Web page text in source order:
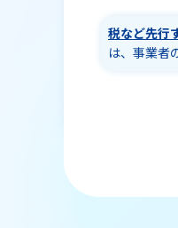
税など先行
は、事業者